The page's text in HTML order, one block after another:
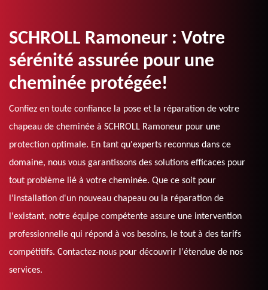
SCHROLL Ramoneur : Votre
sérénité assurée pour une
cheminée protégée!
Confiez en toute confiance la pose et la réparation de votre
chapeau de cheminée à SCHROLL Ramoneur pour une
protection optimale. En tant qu'experts reconnus dans ce
domaine, nous vous garantissons des solutions efficaces pour
tout problème lié à votre cheminée. Que ce soit pour
l'installation d'un nouveau chapeau ou la réparation de
l'existant, notre équipe compétente assure une intervention
professionnelle qui répond à vos besoins, le tout à des tarifs
compétitifs. Contactez-nous pour découvrir l'étendue de nos
services.